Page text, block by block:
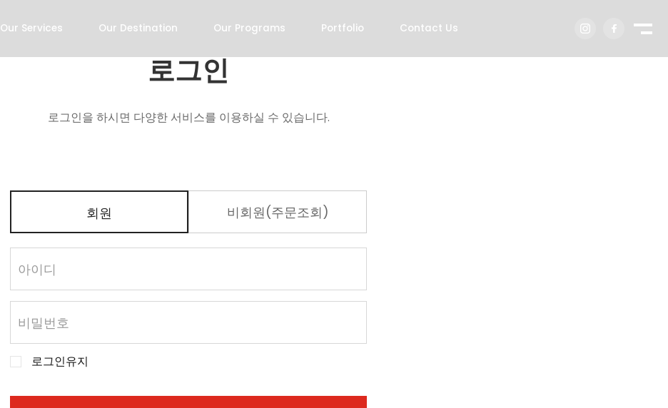
Our Services Our Destination Our Programs Portfolio Contact Us
로그인
로그인을 하시면 다양한 서비스를 이용하실 수 있습니다.
회원 비회원(주문조회)
로그인유지